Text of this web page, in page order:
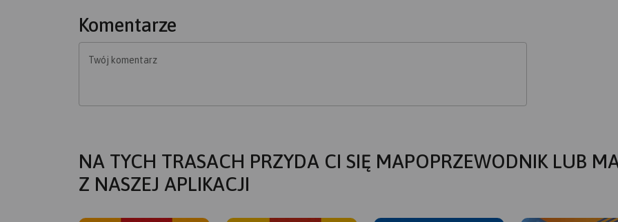
Komentarze
Twój komentarz
NA TYCH TRASACH PRZYDA CI SIĘ MAPOPRZEWODNIK LUB
Z NASZEJ APLIKACJI